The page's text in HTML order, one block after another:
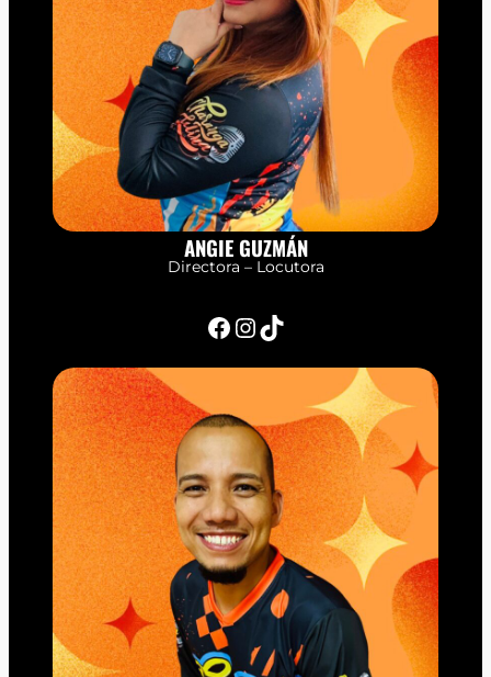
ANGIE GUZMÁN
Directora – Locutora
Facebook InstagramTikTok